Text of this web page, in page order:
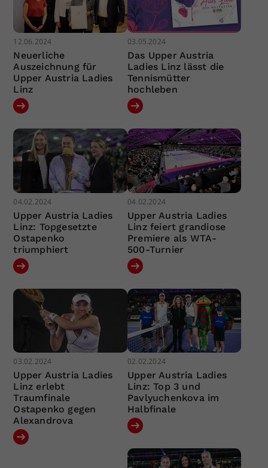
12.06.2024
Neuerliche
Auszeichnung für
Upper Austria Ladies
Linz
03.05.2024
Das Upper Austria
Ladies Linz lässt die
Tennismütter
hochleben
04.02.2024
Upper Austria Ladies
Linz: Topgesetzte
Ostapenko
triumphiert
04.02.2024
Upper Austria Ladies
Linz feiert grandiose
Premiere als WTA-
500-Turnier
03.02.2024
Upper Austria Ladies
Linz erlebt
Traumfinale
Ostapenko gegen
Alexandrova
02.02.2024
Upper Austria Ladies
Linz: Top 3 und
Pavlyuchenkova im
Halbfinale